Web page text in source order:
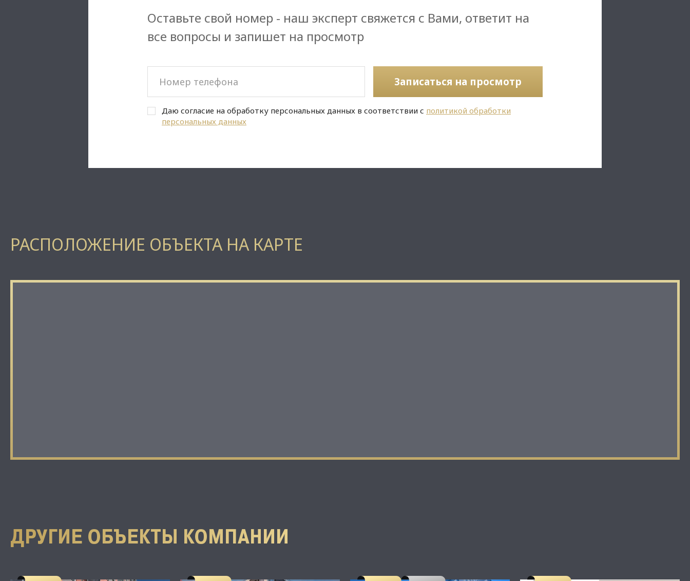
Оставьте свой номер - наш эксперт свяжется с Вами, ответит на
все вопросы и запишет на просмотр
Записаться на просмотр
Даю согласие на обработку персональных данных в соответствии с политикой обработки
персональных данных
РАСПОЛОЖЕНИЕ ОБЪЕКТА НА КАРТЕ
ДРУГИЕ ОБЪЕКТЫ КОМПАНИИ